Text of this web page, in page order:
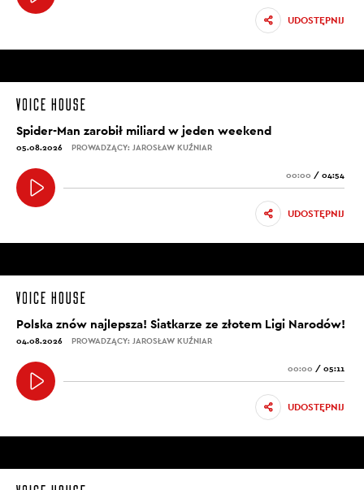
UDOSTĘPNIJ
Spider-Man zarobił miliard w jeden weekend
05.08.2026 PROWADZĄCY: JAROSŁAW KUŹNIAR
00:00 / 04:54
UDOSTĘPNIJ
Polska znów najlepsza! Siatkarze ze złotem Ligi Narodów!
04.08.2026 PROWADZĄCY: JAROSŁAW KUŹNIAR
00:00 / 05:11
UDOSTĘPNIJ